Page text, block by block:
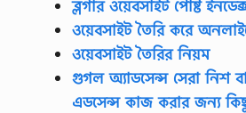
ব্লগার ওয়েবসাইট পোষ্ট
ওয়েবসাইট তৈরি করে
ওয়েবসাইট তৈরির নিয়ম
গুগল অ্যাডসেন্স সেরা নিশ
এডসেন্স কাজ করার জন্য